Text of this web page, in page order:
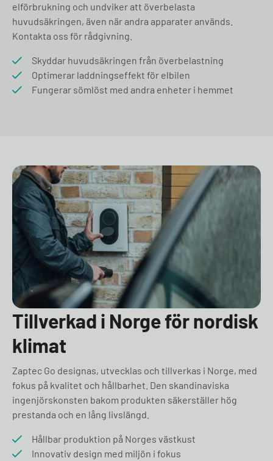
elförbrukning och undviker att överbelasta
huvudsäkringen, även när andra apparater används.
Kontakta oss för rådgivning.
Skyddar huvudsäkringen från överbelastning
Optimerar laddningseffekt för elbilen
Fungerar sömlöst med andra enheter i hemmet
Tillverkad i Norge för nordisk
klimat
Zaptec Go designas, utvecklas och tillverkas i Norge, med
fokus på kvalitet och hållbarhet. Den skandinaviska
ingenjörskonsten bakom produkten säkerställer hög
prestanda och en lång livslängd.
Hållbar produktion på Norges västkust
Innovativ design med miljön i fokus